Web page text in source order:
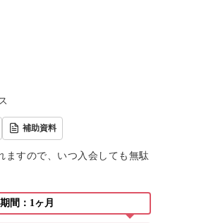
補助資料
すので、いつ入会しても無駄
間：1ヶ月